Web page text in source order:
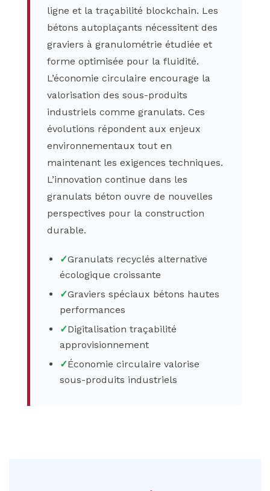
ligne et la traçabilité blockchain. Les
bétons autoplaçants nécessitent des
graviers à granulométrie étudiée et
forme optimisée pour la fluidité.
L’économie circulaire encourage la
valorisation des sous-produits
industriels comme granulats. Ces
évolutions répondent aux enjeux
environnementaux tout en
maintenant les exigences techniques.
L’innovation continue dans les
granulats béton ouvre de nouvelles
perspectives pour la construction
durable.
✓Granulats recyclés alternative
écologique croissante
✓Graviers spéciaux bétons hautes
performances
✓Digitalisation traçabilité
approvisionnement
✓Économie circulaire valorise
sous-produits industriels